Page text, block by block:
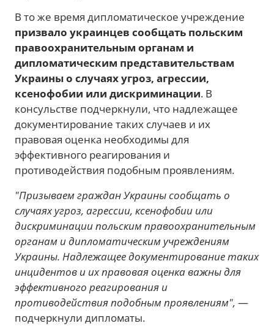
В то же время дипломатическое учреждение
призвало украинцев сообщать польским
правоохранительным органам и
дипломатическим представительствам
Украины о случаях угроз, агрессии,
ксенофобии или дискриминации. В
консульстве подчеркнули, что надлежащее
документирование таких случаев и их
правовая оценка необходимы для
эффективного реагирования и
противодействия подобным проявлениям.
"Призываем граждан Украины сообщать о
случаях угроз, агрессии, ксенофобии или
дискриминации польским правоохранительным
органам и дипломатическим учреждениям
Украины. Надлежащее документирование таких
инцидентов и их правовая оценка важны для
эффективного реагирования и
противодействия подобным проявлениям", —
подчеркнули дипломаты.